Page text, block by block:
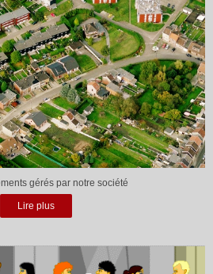
gérés par notre société
Lire plus